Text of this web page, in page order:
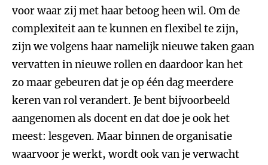
voor waar zij met haar betoog heen wil. Om de
complexiteit aan te kunnen en flexibel te zijn,
zijn we volgens haar namelijk nieuwe taken gaan
vervatten in nieuwe rollen en daardoor kan het
zo maar gebeuren dat je op één dag meerdere
keren van rol verandert. Je bent bijvoorbeeld
aangenomen als docent en dat doe je ook het
meest: lesgeven. Maar binnen de organisatie
waarvoor je werkt, wordt ook van je verwacht